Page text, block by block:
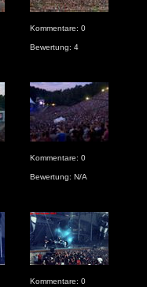
Kommentare: 0
Bewertung: 4
Kommentare: 0
Bewertung: N/A
Kommentare: 0